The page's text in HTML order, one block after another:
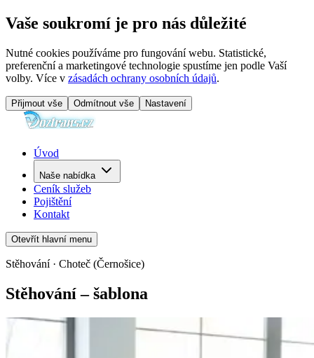
Vaše soukromí je pro nás důležité
Nutné cookies používáme pro fungování webu. Statistické,
preferenční a marketingové technologie spustíme jen podle Vaší
volby. Více v zásadách ochrany osobních údajů.
Přijmout vše Odmítnout vše Nastavení
Úvod
Naše nabídka
Ceník služeb
Pojištění
Kontakt
Otevřít hlavní menu
Stěhování · Choteč (Černošice)
Stěhování – šablona